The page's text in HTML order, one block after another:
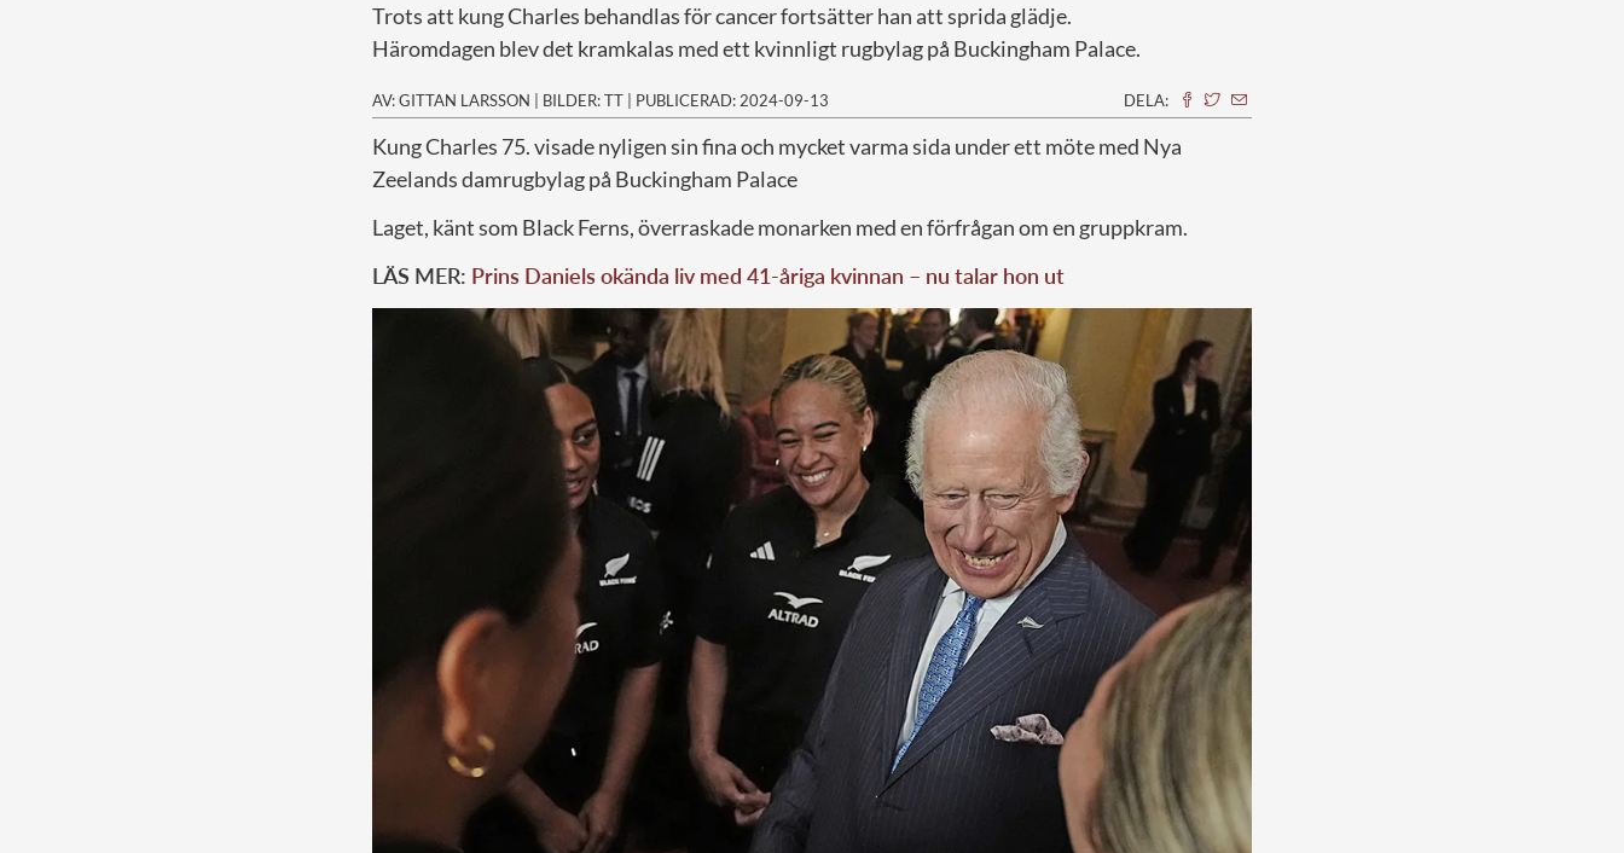
Trots att kung Charles behandlas för cancer fortsätter han att sprida glädje.
Häromdagen blev det kramkalas med ett kvinnligt rugbylag på Buckingham Palace.
AV: GITTAN LARSSON | BILDER: TT | PUBLICERAD: 2024-09-13 DELA:
Kung Charles 75. visade nyligen sin fina och mycket varma sida under ett möte med Nya
Zeelands damrugbylag på Buckingham Palace
Laget, känt som Black Ferns, överraskade monarken med en förfrågan om en gruppkram.
LÄS MER: Prins Daniels okända liv med 41-åriga kvinnan – nu talar hon ut